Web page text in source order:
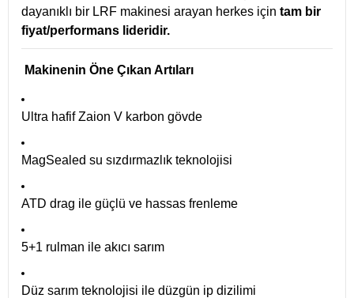
dayanıklı bir LRF makinesi arayan herkes için tam bir
fiyat/performans lideridir.
Makinenin Öne Çıkan Artıları
Ultra hafif Zaion V karbon gövde
MagSealed su sızdırmazlık teknolojisi
ATD drag ile güçlü ve hassas frenleme
5+1 rulman ile akıcı sarım
Düz sarım teknolojisi ile düzgün ip dizilimi